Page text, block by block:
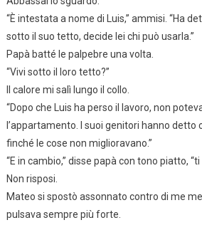
“È intestata a nome di Luis,” ammisi. “Ha
sotto il suo tetto, decide lei chi può usarla.”
Papà batté le palpebre una volta.
“Vivi sotto il loro tetto?”
Il calore mi salì lungo il collo.
“Dopo che Luis ha perso il lavoro, non
l’appartamento. I suoi genitori hanno detto
finché le cose non miglioravano.”
“E in cambio,” disse papà con tono piatto,
Non risposi.
Mateo si spostò assonnato contro di me
pulsava sempre più forte.